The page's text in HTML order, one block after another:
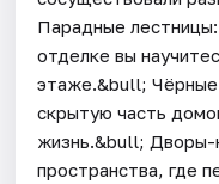
Парадные
отделке вы
этаже.&bull;
скрытую часть
жизнь.&bull; Дворы-
пространства, где